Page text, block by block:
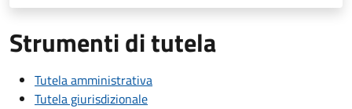
Strumenti di tutela
Tutela amministrativa
Tutela giurisdizionale